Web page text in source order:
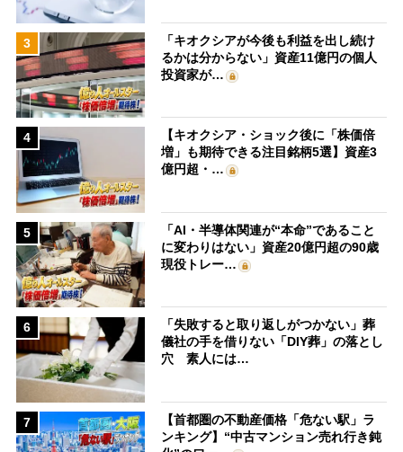
3
「キオクシアが今後も利益を出し続け
るかは分からない」資産11億円の個人
投資家が…
4
【キオクシア・ショック後に「株価倍
増」も期待できる注目銘柄5選】資産3
億円超・…
5
「AI・半導体関連が“本命”であること
に変わりはない」資産20億円超の90歳
現役トレー…
6
「失敗すると取り返しがつかない」葬
儀社の手を借りない「DIY葬」の落とし
穴 素人には…
7
【首都圏の不動産価格「危ない駅」ラ
ンキング】“中古マンション売れ行き鈍